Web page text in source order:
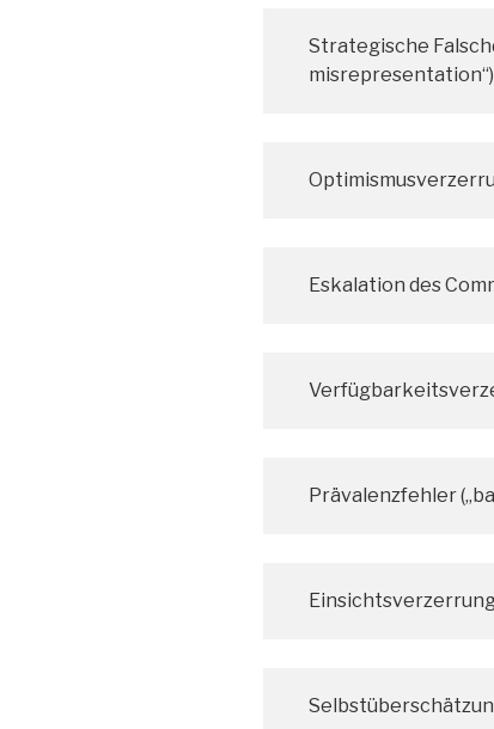
Strategische
misrepresentation“)
Eskalation des
Prävalenzfehler